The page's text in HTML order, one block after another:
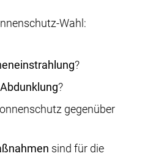
Wahl:
?
Abdunklung?
gegenüber
sind für die